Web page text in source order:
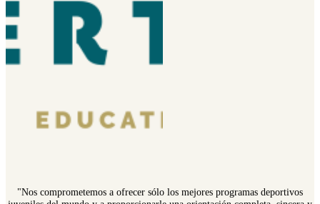
"Nos comprometemos a ofrecer sólo los mejores programas deportivos